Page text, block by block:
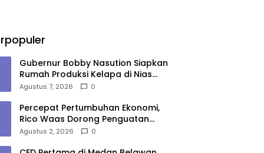
Gubernur Bobby Nasution Siapkan
Rumah Produksi Kelapa di Nias
Utara
Agustus 7, 2026 0
Percepat Pertumbuhan Ekonomi,
Rico Waas Dorong Penguatan
Sinergi Pemko-DPRD Medan
Agustus 2, 2026 0